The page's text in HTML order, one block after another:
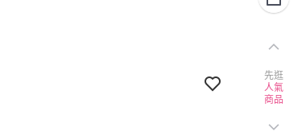
先逛
人氣
商品